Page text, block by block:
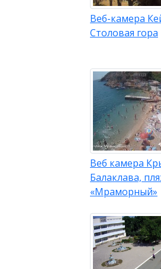
Веб-камера
Столовая гора
Веб камера
Балаклава,
«Мраморный»